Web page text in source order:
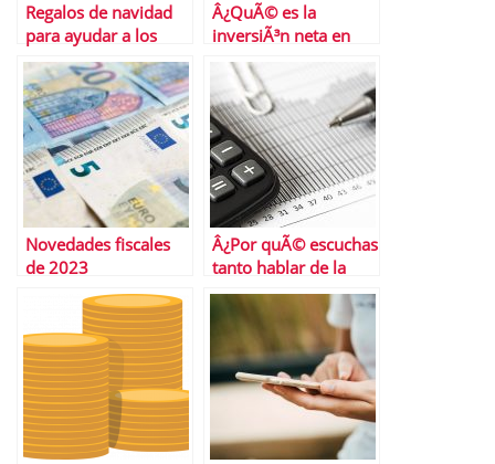
Regalos de navidad
para ayudar a los
niÃ±os a comprender
las finanzas
Â¿QuÃ© es la
inversiÃ³n neta en
capital operativo y
cÃ³mo influye en tu
hipoteca?
Novedades fiscales
de 2023
Â¿Por quÃ© escuchas
tanto hablar de la
independencia
financiera?